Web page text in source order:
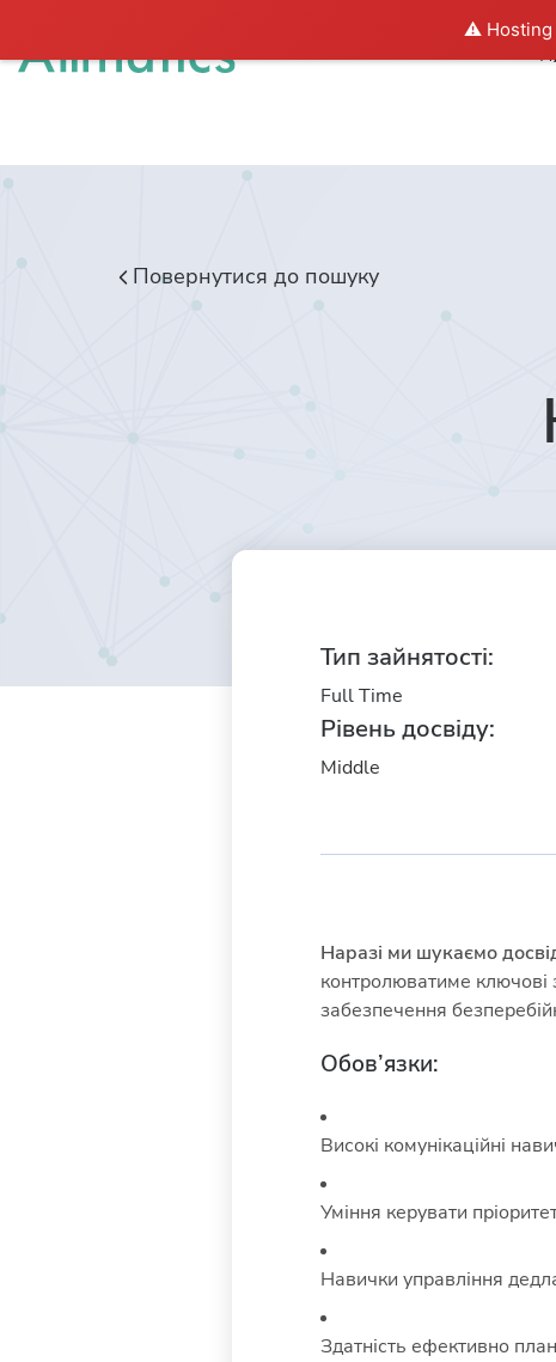
⚠️ Hosting
Повернутися до пошуку
Тип зайнятості:
Full Time
Рівень досвіду:
Middle
Наразі ми шукаємо
контролюватиме
забезпечення
Обов’язки:
Високі комунікаційні
Уміння керувати
Навички управління
Здатність ефективно